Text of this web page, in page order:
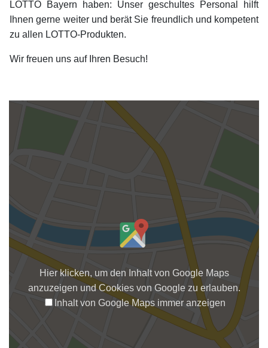
LOTTO Bayern haben: Unser geschultes Personal hilft
Ihnen gerne weiter und berät Sie freundlich und kompetent
zu allen LOTTO-Produkten.
Wir freuen uns auf Ihren Besuch!
Hier klicken, um den Inhalt von Google Maps
anzuzeigen und Cookies von Google zu erlauben.
Inhalt von Google Maps immer anzeigen